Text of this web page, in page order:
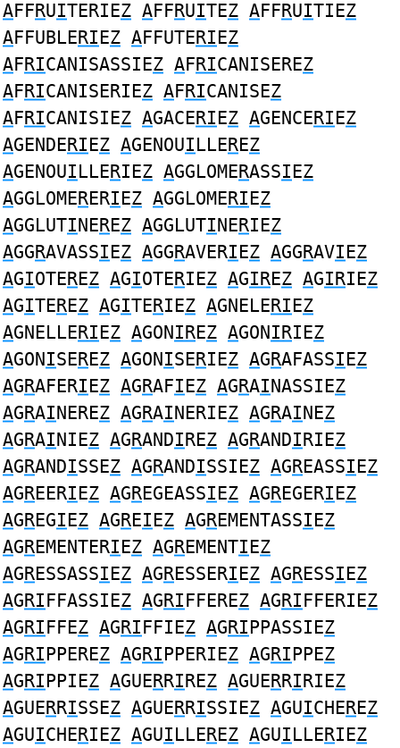
AFFRUITERIEZ AFFRUITEZ AFFRUITIEZ
AFFUBLERIEZ AFFUTERIEZ
AFRICANISASSIEZ AFRICANISEREZ
AFRICANISERIEZ AFRICANISEZ
AFRICANISIEZ AGACERIEZ AGENCERIEZ
AGENDERIEZ AGENOUILLEREZ
AGENOUILLERIEZ AGGLOMERASSIEZ
AGGLOMERERIEZ AGGLOMERIEZ
AGGLUTINEREZ AGGLUTINERIEZ
AGGRAVASSIEZ AGGRAVERIEZ AGGRAVIEZ
AGIOTEREZ AGIOTERIEZ AGIREZ AGIRIEZ
AGITEREZ AGITERIEZ AGNELERIEZ
AGNELLERIEZ AGONIREZ AGONIRIEZ
AGONISEREZ AGONISERIEZ AGRAFASSIEZ
AGRAFERIEZ AGRAFIEZ AGRAINASSIEZ
AGRAINEREZ AGRAINERIEZ AGRAINEZ
AGRAINIEZ AGRANDIREZ AGRANDIRIEZ
AGRANDISSEZ AGRANDISSIEZ AGREASSIEZ
AGREERIEZ AGREGEASSIEZ AGREGERIEZ
AGREGIEZ AGREIEZ AGREMENTASSIEZ
AGREMENTERIEZ AGREMENTIEZ
AGRESSASSIEZ AGRESSERIEZ AGRESSIEZ
AGRIFFASSIEZ AGRIFFEREZ AGRIFFERIEZ
AGRIFFEZ AGRIFFIEZ AGRIPPASSIEZ
AGRIPPEREZ AGRIPPERIEZ AGRIPPEZ
AGRIPPIEZ AGUERRIREZ AGUERRIRIEZ
AGUERRISSEZ AGUERRISSIEZ AGUICHEREZ
AGUICHERIEZ AGUILLEREZ AGUILLERIEZ